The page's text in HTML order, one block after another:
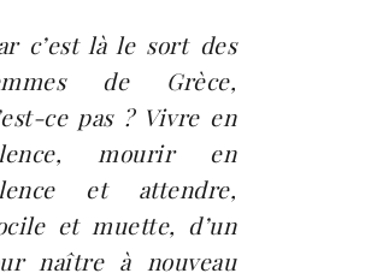
c’est là le sort des
de Grèce,
ce pas ? Vivre en
mourir en
et attendre,
et muette, d’un
naître à nouveau